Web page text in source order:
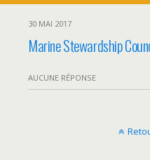
30 MAI 2017
Marine Stewardship
AUCUNE RÉPONSE